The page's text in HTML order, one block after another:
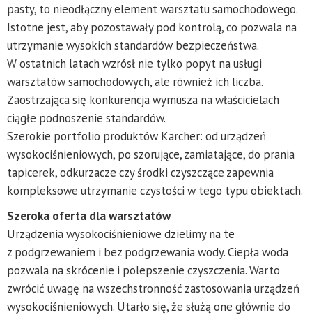
pasty, to nieodłączny element warsztatu samochodowego.
Istotne jest, aby pozostawały pod kontrolą, co pozwala na
utrzymanie wysokich standardów bezpieczeństwa.
W ostatnich latach wzrósł nie tylko popyt na usługi
warsztatów samochodowych, ale również ich liczba.
Zaostrzająca się konkurencja wymusza na właścicielach
ciągłe podnoszenie standardów.
Szerokie portfolio produktów Karcher: od urządzeń
wysokociśnieniowych, po szorujące, zamiatające, do prania
tapicerek, odkurzacze czy środki czyszczące zapewnia
kompleksowe utrzymanie czystości w tego typu obiektach.
Szeroka oferta dla warsztatów
Urządzenia wysokociśnieniowe dzielimy na te
z podgrzewaniem i bez podgrzewania wody. Ciepła woda
pozwala na skrócenie i polepszenie czyszczenia. Warto
zwrócić uwagę na wszechstronność zastosowania urządzeń
wysokociśnieniowych. Utarło się, że służą one głównie do